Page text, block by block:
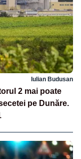
Iulian Budusan
2 mai poate
pe Dunăre.